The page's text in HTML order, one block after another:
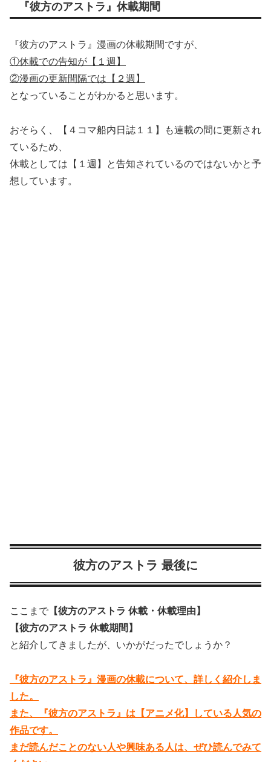
『彼方のアストラ』休載期間
『彼方のアストラ』漫画の休載期間ですが、
①休載での告知が【１週】
②漫画の更新間隔では【２週】
となっていることがわかると思います。
おそらく、【４コマ船内日誌１１】も連載の間に更新され
ているため、
休載としては【１週】と告知されているのではないかと予
想しています。
彼方のアストラ 最後に
ここまで 【彼方のアストラ 休載・休載理由】
【彼方のアストラ 休載期間】
と紹介してきましたが、いかがだったでしょうか？
『彼方のアストラ』漫画の休載について、詳しく紹介しま
した。
また、『彼方のアストラ』は【アニメ化】している人気の
作品です。
まだ読んだことのない人や興味ある人は、ぜひ読んでみて